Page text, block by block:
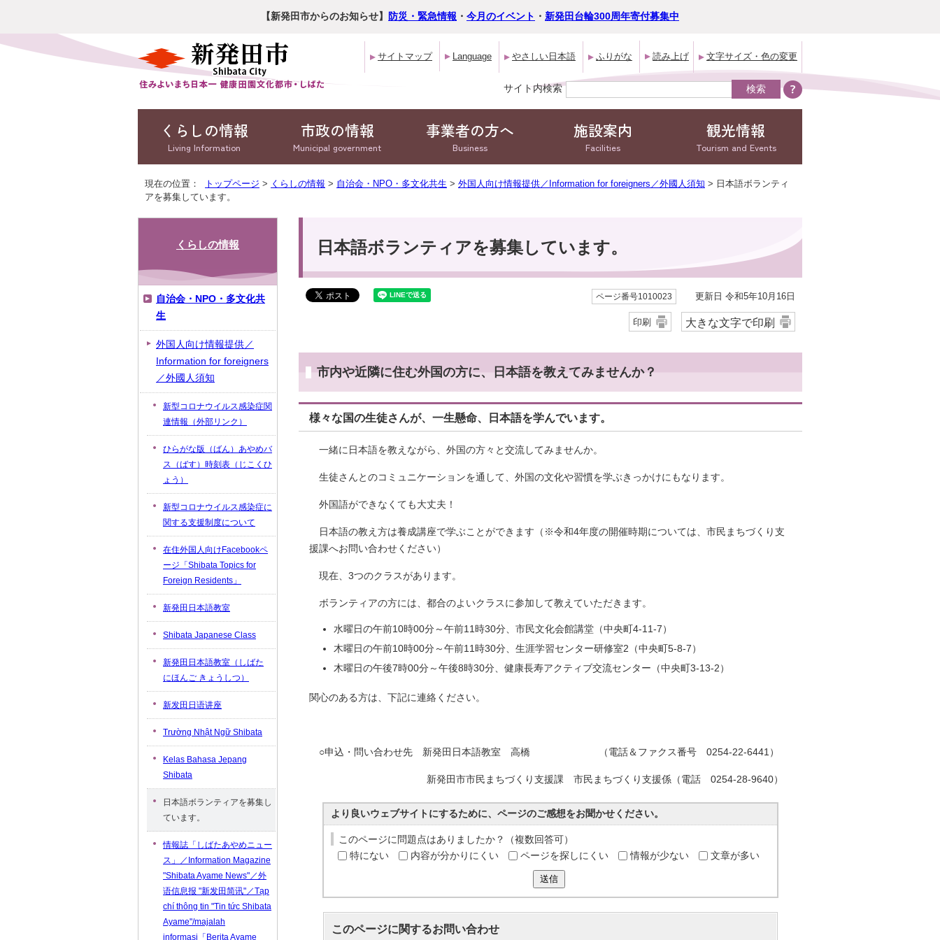
【新発田市からのお知らせ】 防災・緊急情報 ・ 今月のイベント ・ 新発田台輪300周年寄付募集中
サイトマップ Language やさしい日本語 ふりがな 読み上げ 文字サイズ・色の変更
サイト内検索
くらしの情報
Living Information
市政の情報
Municipal government
事業者の方へ
Business
施設案内
Facilities
観光情報
Tourism and Events
現在の位置： トップページ > くらしの情報 > 自治会・NPO・多文化共生 > 外国人向け情報提供／Information for foreigners／外國人須知 > 日本語ボランティ
アを募集しています。
日本語ボランティアを募集しています。
ページ番号1010023 更新日 令和5年10月16日
印刷 大きな文字で印刷
市内や近隣に住む外国の方に、日本語を教えてみませんか？
様々な国の生徒さんが、一生懸命、日本語を学んでいます。
一緒に日本語を教えながら、外国の方々と交流してみませんか。
生徒さんとのコミュニケーションを通して、外国の文化や習慣を学ぶきっかけにもなります。
外国語ができなくても大丈夫！
日本語の教え方は養成講座で学ぶことができます（※令和4年度の開催時期については、市民まちづくり支
援課へお問い合わせください）
現在、3つのクラスがあります。
ボランティアの方には、都合のよいクラスに参加して教えていただきます。
水曜日の午前10時00分～午前11時30分、市民文化会館講堂（中央町4-11-7）
木曜日の午前10時00分～午前11時30分、生涯学習センター研修室2（中央町5-8-7）
木曜日の午後7時00分～午後8時30分、健康長寿アクティブ交流センター（中央町3-13-2）
関心のある方は、下記に連絡ください。
○申込・問い合わせ先 新発田日本語教室 高橋 （電話＆ファクス番号 0254-22-6441）
新発田市市民まちづくり支援課 市民まちづくり支援係（電話 0254-28-9640）
より良いウェブサイトにするために、ページのご感想をお聞かせください。
このページに問題点はありましたか？（複数回答可）
特にない
内容が分かりにくい ページを探しにくい 情報が少ない 文章が多い
送信
このページに関するお問い合わせ
くらしの情報
自治会・NPO・多文化共
生
外国人向け情報提供／
Information for foreigners
／外國人須知
新型コロナウイルス感染症関
連情報（外部リンク）
ひらがな版（ばん）あやめバ
ス（ばす）時刻表（じこくひ
ょう）
新型コロナウイルス感染症に
関する支援制度について
在住外国人向けFacebookペ
ージ「Shibata Topics for
Foreign Residents」
新発田日本語教室
Shibata Japanese Class
新発田日本語教室（しばた
にほんご きょうしつ）
新发田日语讲座
Trường Nhật Ngữ Shibata
Kelas Bahasa Jepang
Shibata
日本語ボランティアを募集し
ています。
情報誌「しばたあやめニュー
ス」／Information Magazine
"Shibata Ayame News"／外
语信息报 "新发田简讯"／Tạp
chí thông tin "Tin tức Shibata
Ayame"/majalah
informasi「Berita Ayame